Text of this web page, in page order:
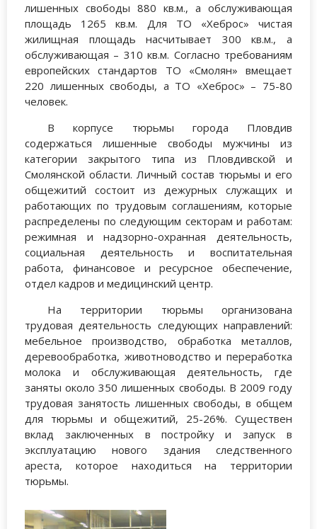
лишенных свободы 880 кв.м., а обслуживающая
площадь 1265 кв.м. Для ТО «Хеброс» чистая
жилищная площадь насчитывает 300 кв.м., а
обслуживающая – 310 кв.м. Согласно требованиям
европейских стандартов ТО «Смолян» вмещает
220 лишенных свободы, а ТО «Хеброс» – 75-80
человек.
В корпусе тюрьмы города Пловдив
содержаться лишенные свободы мужчины из
категории закрытого типа из Пловдивской и
Смолянской области. Личный состав тюрьмы и его
общежитий состоит из дежурных служащих и
работающих по трудовым соглашениям, которые
распределены по следующим секторам и работам:
режимная и надзорно-охранная деятельность,
социальная деятельность и воспитательная
работа, финансовое и ресурсное обеспечение,
отдел кадров и медицинский центр.
На территории тюрьмы организована
трудовая деятельность следующих направлений:
мебельное производство, обработка металлов,
деревообработка, животноводство и переработка
молока и обслуживающая деятельность, где
заняты около 350 лишенных свободы. В 2009 году
трудовая занятость лишенных свободы, в общем
для тюрьмы и общежитий, 25-26%. Существен
вклад заключенных в постройку и запуск в
эксплуатацию нового здания следственного
ареста, которое находиться на территории
тюрьмы.